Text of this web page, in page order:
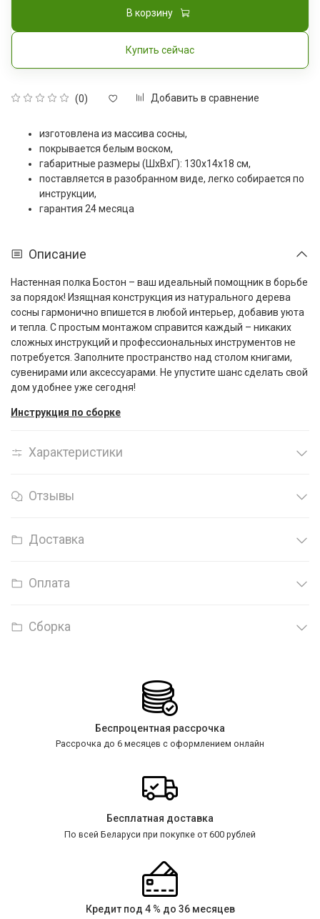
(0) Добавить в сравнение
В корзину
Купить сейчас
изготовлена из массива сосны,
покрывается белым воском,
габаритные размеры (ШxВxГ): 130x14x18 см,
поставляется в разобранном виде, легко собирается по
инструкции,
гарантия 24 месяца
Описание
Настенная полка Бостон – ваш идеальный помощник в борьбе
за порядок! Изящная конструкция из натурального дерева
сосны гармонично впишется в любой интерьер, добавив уюта
и тепла. С простым монтажом справится каждый – никаких
сложных инструкций и профессиональных инструментов не
потребуется. Заполните пространство над столом книгами,
сувенирами или аксессуарами. Не упустите шанс сделать свой
дом удобнее уже сегодня!
Инструкция по сборке
Характеристики
Отзывы
Доставка
Оплата
Сборка
Беспроцентная рассрочка
Рассрочка до 6 месяцев с оформлением онлайн
Бесплатная доставка
По всей Беларуси при покупке от 600 рублей
Кредит под 4 % до 36 месяцев